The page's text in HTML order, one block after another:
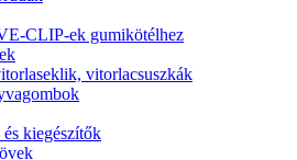
CLIP-ek gumikötélhez
vitorlacsuszkák
kiegészítők